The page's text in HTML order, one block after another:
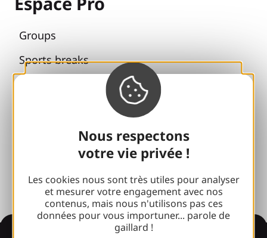
Nous respectons
votre vie privée !
Les cookies nous sont très utiles pour analyser
et mesurer votre engagement avec nos
contenus, mais nous n'utilisons pas ces
données pour vous importuner... parole de
gaillard !
Groups
Sports breaks
100% Gaillard Club
Photo library